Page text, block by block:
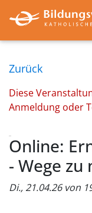
Zurück
Diese
Anmeldung oder
Online:
- Wege
Di., 21.04.26 von